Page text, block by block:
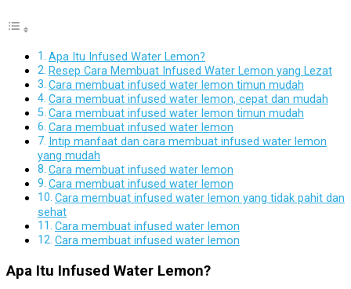
Apa Itu Infused Water Lemon?
Resep Cara Membuat Infused Water Lemon yang Lezat
Cara membuat infused water lemon timun mudah
Cara membuat infused water lemon, cepat dan mudah
Cara membuat infused water lemon timun mudah
Cara membuat infused water lemon
Intip manfaat dan cara membuat infused water lemon
yang mudah
Cara membuat infused water lemon
Cara membuat infused water lemon
Cara membuat infused water lemon yang tidak pahit dan
sehat
Cara membuat infused water lemon
Cara membuat infused water lemon
Apa Itu Infused Water Lemon?